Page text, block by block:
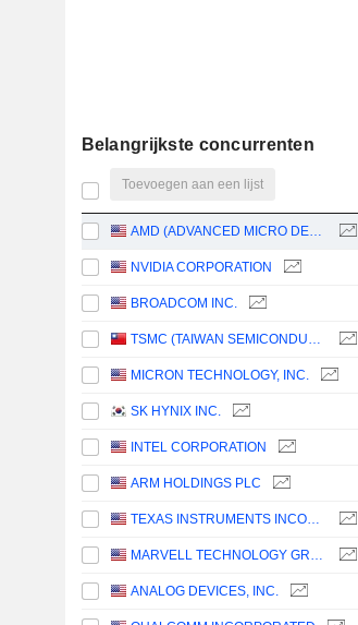
Belangrijkste concurrenten
Toevoegen aan een lijst
AMD (ADVANCED MICRO DEVICES)
NVIDIA CORPORATION
BROADCOM INC.
TSMC (TAIWAN SEMICONDUCTOR MANUFACTURING COMPANY)
MICRON TECHNOLOGY, INC.
SK HYNIX INC.
INTEL CORPORATION
ARM HOLDINGS PLC
TEXAS INSTRUMENTS INCORPORATED
MARVELL TECHNOLOGY GROUP LTD
ANALOG DEVICES, INC.